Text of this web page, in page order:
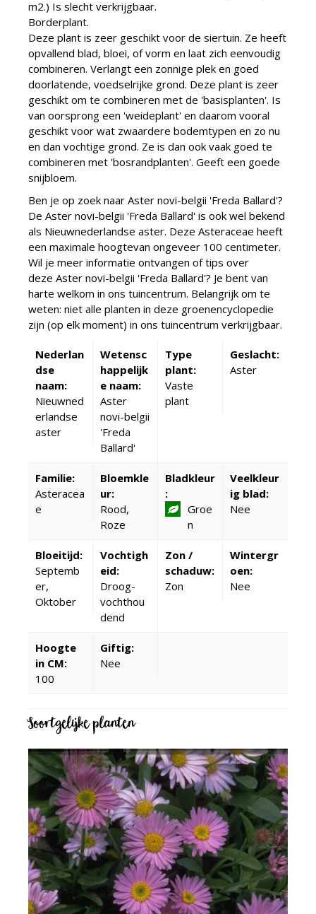
m2.) Is slecht verkrijgbaar.
Borderplant.
Deze plant is zeer geschikt voor de siertuin. Ze heeft
opvallend blad, bloei, of vorm en laat zich eenvoudig
combineren. Verlangt een zonnige plek en goed
doorlatende, voedselrijke grond. Deze plant is zeer
geschikt om te combineren met de 'basisplanten'. Is
van oorsprong een 'weideplant' en daarom vooral
geschikt voor wat zwaardere bodemtypen en zo nu
en dan vochtige grond. Ze is dan ook vaak goed te
combineren met 'bosrandplanten'. Geeft een goede
snijbloem.
Ben je op zoek naar Aster novi-belgii 'Freda Ballard'?
De Aster novi-belgii 'Freda Ballard' is ook wel bekend
als Nieuwnederlandse aster. Deze Asteraceae heeft
een maximale hoogtevan ongeveer 100 centimeter.
Wil je meer informatie ontvangen of tips over
deze Aster novi-belgii 'Freda Ballard'? Je bent van
harte welkom in ons tuincentrum. Belangrijk om te
weten: niet alle planten in deze groenencyclopedie
zijn (op elk moment) in ons tuincentrum verkrijgbaar.
Nederlan
dse
naam:
Nieuwned
erlandse
aster
Wetensc
happelijk
e naam:
Aster
novi-belgii
'Freda
Ballard'
Type
plant:
Vaste
plant
Geslacht:
Aster
Familie:
Asteracea
e
Bloemkle
ur:
Rood,
Roze
Bladkleur
:
Groe
n
Veelkleur
ig blad:
Nee
Bloeitijd:
Septemb
er,
Oktober
Vochtigh
eid:
Droog-
vochthou
dend
Zon /
schaduw:
Zon
Wintergr
oen:
Nee
Hoogte
in CM:
100
Giftig:
Nee
Soortgelijke planten